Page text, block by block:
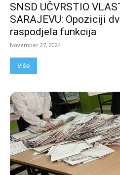
SNSD UČVRSTIO
SARAJEVU: Opoziciji
raspodjela funkcija
November 27, 2024
Više